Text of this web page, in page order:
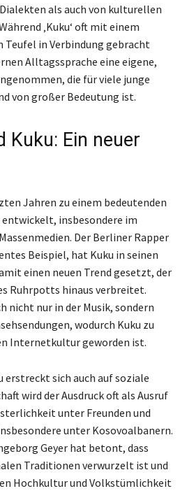
als auch von kulturellen
‚Kuku‘ oft mit einem
Teufel in Verbindung gebracht
Alltagssprache eine eigene,
die für viele junge
von großer Bedeutung ist.
Kuku: Ein neuer
Jahren zu einem bedeutenden
insbesondere im
Der Berliner Rapper
Beispiel, hat Kuku in seinen
einen neuen Trend gesetzt, der
Ruhrpotts hinaus verbreitet.
nicht nur in der Musik, sondern
wodurch Kuku zu
Internetkultur geworden ist.
erstreckt sich auch auf soziale
wird der Ausdruck oft als Ausruf
unter Freunden und
unter Kosovoalbanern.
Geyer hat betont, dass
Traditionen verwurzelt ist und
Hochkultur und Volkstümlichkeit